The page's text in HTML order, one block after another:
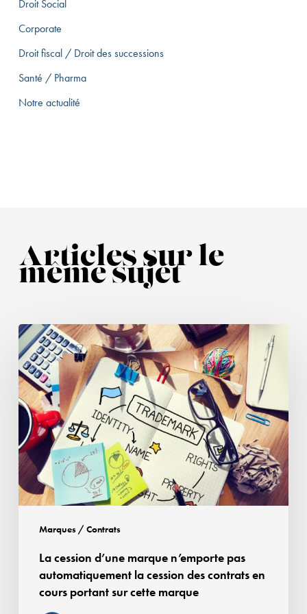
Droit Social
Corporate
Droit fiscal / Droit des successions
Santé / Pharma
Notre actualité
Articles sur le
même sujet
Marques / Contrats
La
cession
d’une
marque
n’emporte
pas
automatiquement
la
cession
des
contrats
cours
portant
La cession d’une marque n’emporte pas
automatiquement la cession des contrats en
cours portant sur cette marque